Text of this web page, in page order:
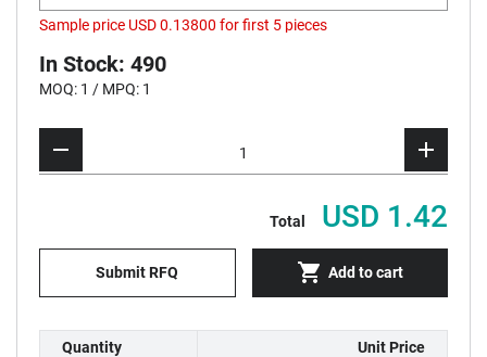
Sample price USD 0.13800 for first 5 pieces
In Stock: 490
MOQ: 1 / MPQ: 1
Total USD 1.42
Submit RFQ Add to cart
Quantity
Unit Price